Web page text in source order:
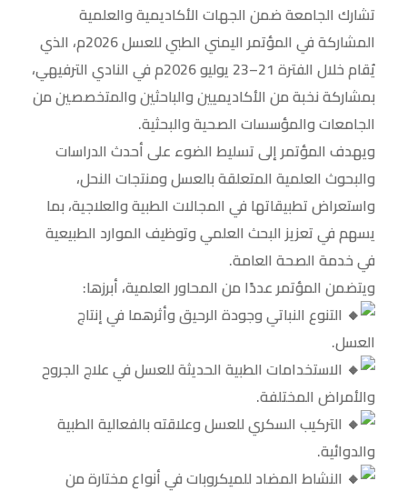
تشارك الجامعة ضمن الجهات الأكاديمية والعلمية
المشاركة في المؤتمر اليمني الطبي للعسل 2026م، الذي
يُقام خلال الفترة 21–23 يوليو 2026م في النادي الترفيهي،
بمشاركة نخبة من الأكاديميين والباحثين والمتخصصين من
الجامعات والمؤسسات الصحية والبحثية.
ويهدف المؤتمر إلى تسليط الضوء على أحدث الدراسات
والبحوث العلمية المتعلقة بالعسل ومنتجات النحل،
واستعراض تطبيقاتها في المجالات الطبية والعلاجية، بما
يسهم في تعزيز البحث العلمي وتوظيف الموارد الطبيعية
في خدمة الصحة العامة.
ويتضمن المؤتمر عددًا من المحاور العلمية، أبرزها:
التنوع النباتي وجودة الرحيق وأثرهما في إنتاج
العسل.
الاستخدامات الطبية الحديثة للعسل في علاج الجروح
والأمراض المختلفة.
التركيب السكري للعسل وعلاقته بالفعالية الطبية
والدوائية.
النشاط المضاد للميكروبات في أنواع مختارة من